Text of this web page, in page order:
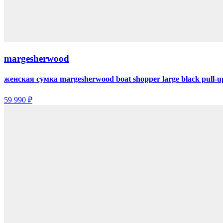
margesherwood
женская сумка margesherwood boat shopper large black pull-
59 990 ₽